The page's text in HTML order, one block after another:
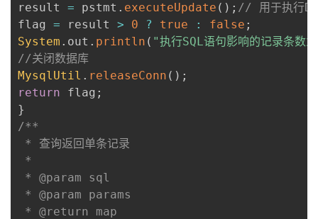
result = pstmt . executeUpdate ( ) ; // 用于执行
flag = result > 0 ? true : false ;
System . out . println ( "执行SQL语句影响的记录条数
//关闭数据库
MysqlUtil . releaseConn ( ) ;
return flag ;
}
/**
* 查询返回单条记录
*
* @param sql
* @param params
* @return map